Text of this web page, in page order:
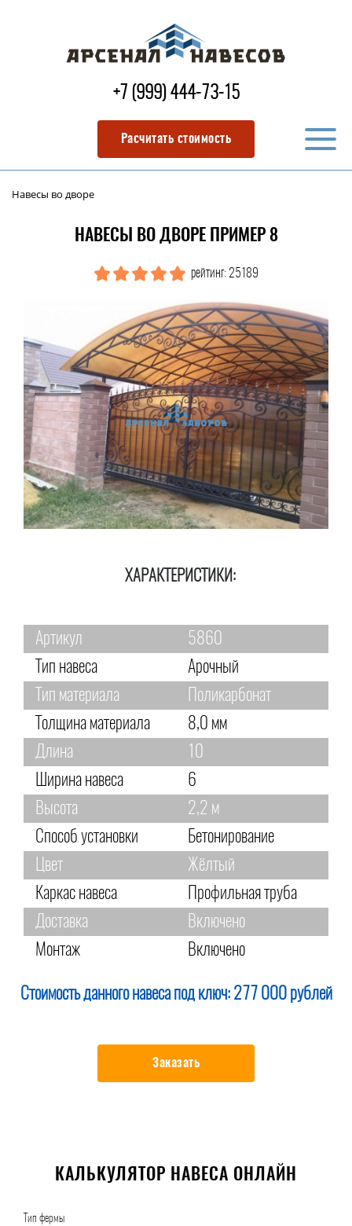
+7 (999) 444-73-15
Расчитать стоимость
Навесы во дворе
НАВЕСЫ ВО ДВОРЕ ПРИМЕР 8
рейтинг: 25189
ХАРАКТЕРИСТИКИ:
Артикул
5860
Тип навеса
Арочный
Тип материала
Поликарбонат
Толщина материала
8,0 мм
Длина
10
Ширина навеса
6
Высота
2,2 м
Способ установки
Бетонирование
Цвет
Жёлтый
Каркас навеса
Профильная труба
Доставка
Включено
Монтаж
Включено
Стоимость данного навеса под ключ: 277 000 рублей
Заказать
КАЛЬКУЛЯТОР НАВЕСА ОНЛАЙН
Тип фермы